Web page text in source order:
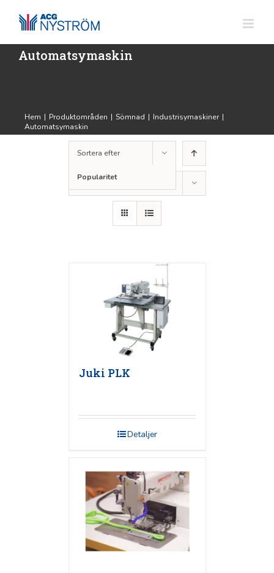
innehållet
Automatsymaskin
Hem | Produktområden | Sömnad | Industrisymaskiner |
Automatsymaskin
Sortera efter
Popularitet
Visa
Juki PLK
Detaljer